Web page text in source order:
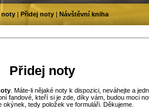
Přidej noty
. Máte-li nějaké noty k dispozici, neváhejte a
fandové, kteří si je zde, díky vám, budou moci
okýnek, tedy položek ve formuláři. Děkujeme.
noty | Přidej noty | Návštěvní kniha